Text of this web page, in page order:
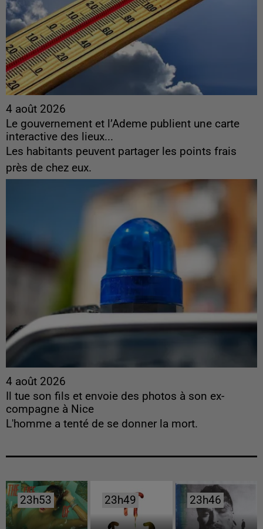
4 août 2026
Le gouvernement et l’Ademe publient une carte
interactive des lieux...
Les habitants peuvent partager les points frais
près de chez eux.
4 août 2026
Il tue son fils et envoie des photos à son ex-
compagne à Nice
L'homme a tenté de se donner la mort.
23h53
23h53 23h49
23h49 23h46
23h46